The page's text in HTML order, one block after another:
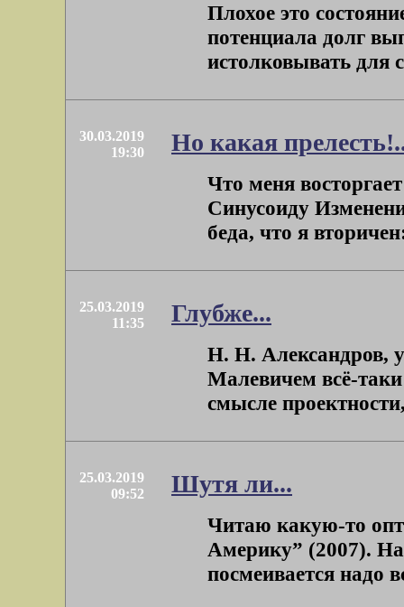
Плохое это
потенциала долг
истолковывать для
30.03.2019
19:30
Но какая
Что меня
Синусоиду
беда, что я
25.03.2019
11:35
Глубже...
Н. Н. Александров,
Малевичем всё-
смысле
25.03.2019
09:52
Шутя ли...
Читаю какую-то
Америку” (2007). На
посмеивается надо